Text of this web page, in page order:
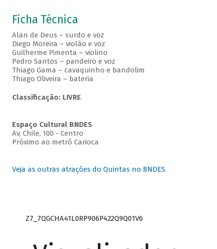
Ficha Técnica
Alan de Deus – surdo e voz
Diego Moreira – violão e voz
Guilherme Pimenta – violino
Pedro Santos – pandeiro e voz
Thiago Gama – cavaquinho e bandolim
Thiago Oliveira – bateria
Classificação: LIVRE
Espaço Cultural BNDES
Av, Chile, 100 - Centro
Próximo ao metrô Carioca
Veja as outras atrações do Quintas no BNDES
Z7_7QGCHA41L0RP906P422Q9Q01V6